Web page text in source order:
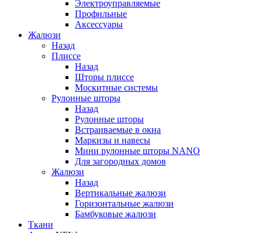
Электроуправляемые
Профильные
Аксессуары
Жалюзи
Назад
Плиссе
Назад
Шторы плиссе
Москитные системы
Рулонные шторы
Назад
Рулонные шторы
Встраиваемые в окна
Маркизы и навесы
Мини рулонные шторы NANO
Для загородных домов
Жалюзи
Назад
Вертикальные жалюзи
Горизонтальные жалюзи
Бамбуковые жалюзи
Ткани